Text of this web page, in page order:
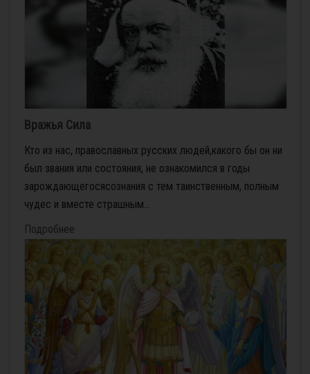
Вражья Сила
Кто из нас, православных русских людей,какого бы он ни
был звания или состояния, не ознакомился в годы
зарождающегосясознания с тем таинственным, полным
чудес и вместе страшным...
Подробнее